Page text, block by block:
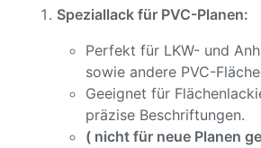
Speziallack für PVC-Planen:
Perfekt für LKW- und
sowie andere PVC-
Geeignet für
präzise Beschriftungen.
( nicht für neue Planen